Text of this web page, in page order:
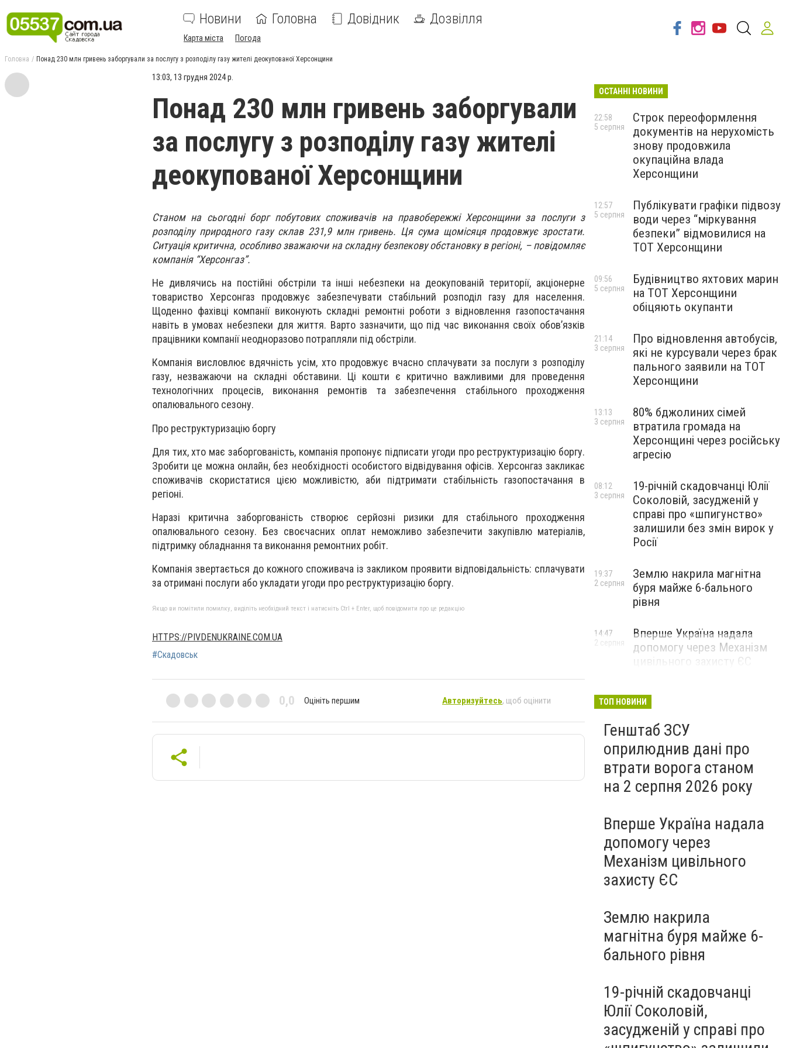
Новини Головна Довідник Дозвілля
Карта міста Погода
Головна Понад 230 млн гривень заборгували за послугу з розподілу газу жителі деокупованої Херсонщини
13:03, 13 грудня 2024 р.
Понад 230 млн гривень заборгували
за послугу з розподілу газу жителі
деокупованої Херсонщини
Станом на сьогодні борг побутових споживачів на правобережжі Херсонщини за послуги з
розподілу природного газу склав 231,9 млн гривень. Ця сума щомісяця продовжує зростати.
Ситуація критична, особливо зважаючи на складну безпекову обстановку в регіоні, – повідомляє
компанія “Херсонгаз”.
Не дивлячись на постійні обстріли та інші небезпеки на деокупованій території, акціонерне
товариство Херсонгаз продовжує забезпечувати стабільний розподіл газу для населення.
Щоденно фахівці компанії виконують складні ремонтні роботи з відновлення газопостачання
навіть в умовах небезпеки для життя. Варто зазначити, що під час виконання своїх обов’язків
працівники компанії неодноразово потрапляли під обстріли.
Компанія висловлює вдячність усім, хто продовжує вчасно сплачувати за послуги з розподілу
газу, незважаючи на складні обставини. Ці кошти є критично важливими для проведення
технологічних процесів, виконання ремонтів та забезпечення стабільного проходження
опалювального сезону.
Про реструктуризацію боргу
Для тих, хто має заборгованість, компанія пропонує підписати угоди про реструктуризацію боргу.
Зробити це можна онлайн, без необхідності особистого відвідування офісів. Херсонгаз закликає
споживачів скористатися цією можливістю, аби підтримати стабільність газопостачання в
регіоні.
Наразі критична заборгованість створює серйозні ризики для стабільного проходження
опалювального сезону. Без своєчасних оплат неможливо забезпечити закупівлю матеріалів,
підтримку обладнання та виконання ремонтних робіт.
Компанія звертається до кожного споживача із закликом проявити відповідальність: сплачувати
за отримані послуги або укладати угоди про реструктуризацію боргу.
Якщо ви помітили помилку, виділіть необхідний текст і натисніть Ctrl + Enter, щоб повідомити про це редакцію
HTTPS://PIVDENUKRAINE.COM.UA
#Скадовськ
0,0 Оцініть першим Авторизуйтесь, щоб оцінити
ОСТАННІ НОВИНИ
Строк переоформлення
документів на нерухомість
знову продовжила
окупаційна влада
Херсонщини
22:58
5 серпня
Публікувати графіки підвозу
води через “міркування
безпеки” відмовилися на
ТОТ Херсонщини
12:57
5 серпня
Будівництво яхтових марин
на ТОТ Херсонщини
обіцяють окупанти
09:56
5 серпня
Про відновлення автобусів,
які не курсували через брак
пального заявили на ТОТ
Херсонщини
21:14
3 серпня
80% бджолиних сімей
втратила громада на
Херсонщині через російську
агресію
13:13
3 серпня
19-річній скадовчанці Юлії
Соколовій, засудженій у
справі про «шпигунство»
залишили без змін вирок у
Росії
08:12
3 серпня
Землю накрила магнітна
буря майже 6-бального
рівня
19:37
2 серпня
Вперше Україна надала
допомогу через Механізм
цивільного захисту ЄС
14:47
2 серпня
ТОП НОВИНИ
Генштаб ЗСУ
оприлюднив дані про
втрати ворога станом
на 2 серпня 2026 року
Вперше Україна надала
допомогу через
Механізм цивільного
захисту ЄС
Землю накрила
магнітна буря майже 6-
бального рівня
19-річній скадовчанці
Юлії Соколовій,
засудженій у справі про